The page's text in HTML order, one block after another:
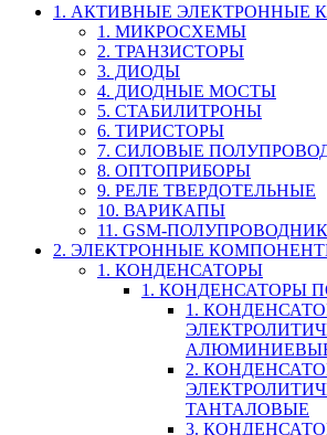
1. АКТИВНЫЕ ЭЛЕКТРОННЫЕ
1. МИКРОСХЕМЫ
2. ТРАНЗИСТОРЫ
3. ДИОДЫ
4. ДИОДНЫЕ МОСТЫ
5. СТАБИЛИТРОНЫ
6. ТИРИСТОРЫ
7. СИЛОВЫЕ
8. ОПТОПРИБОРЫ
9. РЕЛЕ ТВЕРДОТЕЛЬНЫЕ
10. ВАРИКАПЫ
11. GSM-
2. ЭЛЕКТРОННЫЕ
1. КОНДЕНСАТОРЫ
1. КОНДЕНСАТОРЫ
1.
2.
ТАНТАЛОВЫЕ
3.